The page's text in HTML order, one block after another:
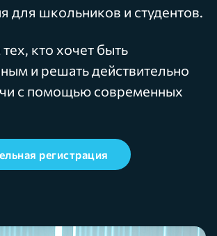
для школьников и студентов.
кто хочет быть
и решать действительно
с помощью современных
регистрация